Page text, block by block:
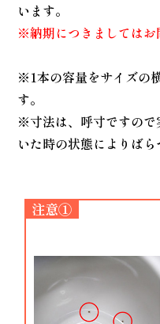
います。
※納期につきましてはお
※1本の容量をサイズ
す。
※寸法は、呼寸ですの
いた時の状態によりばら
注意①